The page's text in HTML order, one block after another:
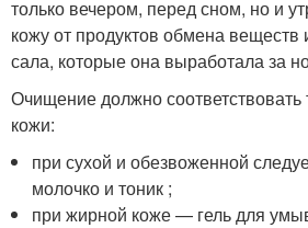
только вечером, перед сном, но и
кожу от продуктов обмена веществ
сала, которые она выработала за
Очищение должно
кожи:
при сухой и обезвоженной
молочко и тоник ;
при жирной коже — гель для